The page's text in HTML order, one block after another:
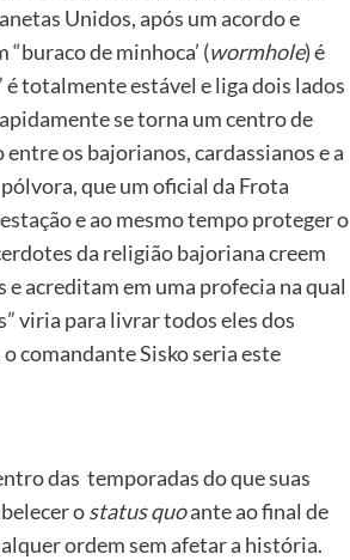
Unidos, após um acordo e
de minhoca’ (wormhole) é
totalmente estável e liga dois lados
se torna um centro de
os bajorianos, cardassianos e a
que um oficial da Frota
e ao mesmo tempo proteger o
da religião bajoriana creem
acreditam em uma profecia na qual
viria para livrar todos eles dos
comandante Sisko seria este
das temporadas do que suas
ostatus quoante ao final de
ordem sem afetar a história.